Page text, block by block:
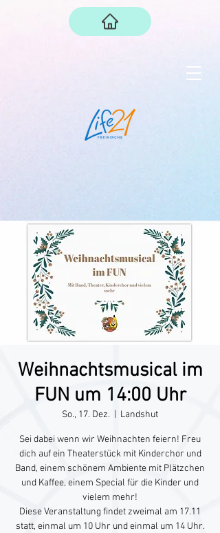
Weihnachtsmusical im
FUN um 14:00 Uhr
So., 17. Dez. Landshut
Sei dabei wenn wir Weihnachten feiern! Freu
dich auf ein Theaterstück mit Kinderchor und
Band, einem schönem Ambiente mit Plätzchen
und Kaffee, einem Special für die Kinder und
vielem mehr!
Diese Veranstaltung findet zweimal am 17.11
statt, einmal um 10 Uhr und einmal um 14 Uhr.